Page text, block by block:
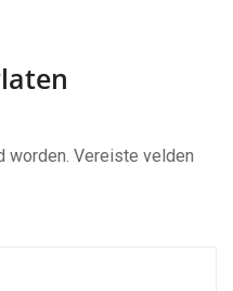
worden. Vereiste velden